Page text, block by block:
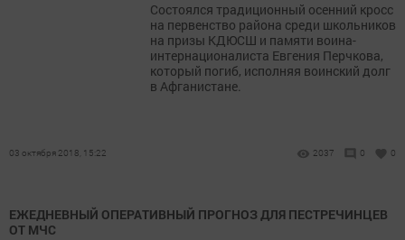
Состоялся традиционный осенний кросс
на первенство района среди школьников
на призы КДЮСШ и памяти воина-
интернационалиста Евгения Перчкова,
который погиб, исполняя воинский долг
в Афганистане.
03 октября 2018, 15:22 2037 0 0
ЕЖЕДНЕВНЫЙ ОПЕРАТИВНЫЙ ПРОГНОЗ ДЛЯ ПЕСТРЕЧИНЦЕВ
ОТ МЧС